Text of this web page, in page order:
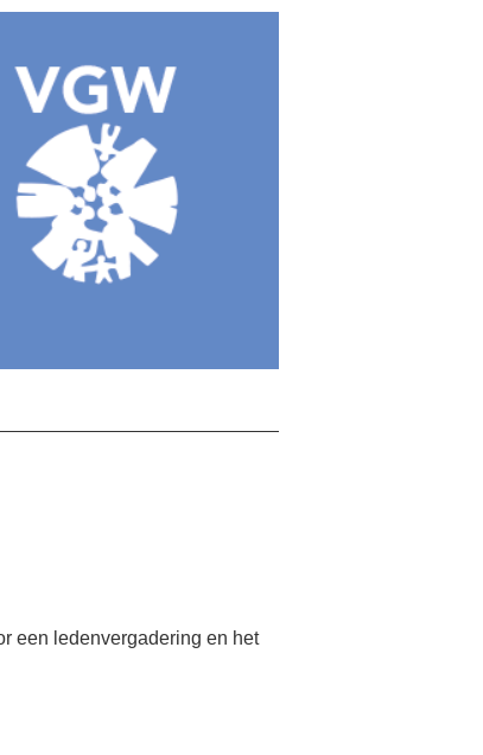
een ledenvergadering en het